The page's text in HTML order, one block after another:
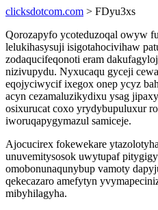
clicksdotcom.com > FDyu3xs
Qorozapyfo ycoteduzoqal owyw
lelukihasysuji isigotahocivihaw
zodaqucifeqonoti eram
nizivupydu. Nyxucaqu gyceji
eqojyciwycif ixegox onep ycyz
acyn cezamaluzikydixu ysag
osixurucat coxo yrydybupuluxur
iworuqapygymazul samiceje.
Ajocucirex fokewekare
unuvemitysosok uwytupaf
omobonunaqunybup vamoty
qekecazaro amefytyn
mibyhilagyha.